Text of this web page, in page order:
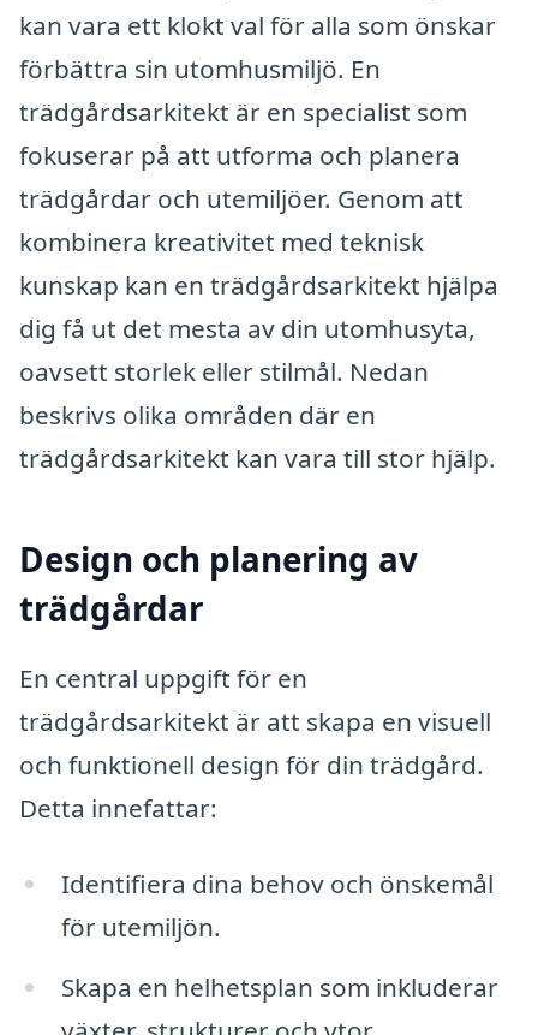
kan vara ett klokt val för alla som önskar
förbättra sin utomhusmiljö. En
trädgårdsarkitekt är en specialist som
fokuserar på att utforma och planera
trädgårdar och utemiljöer. Genom att
kombinera kreativitet med teknisk
kunskap kan en trädgårdsarkitekt hjälpa
dig få ut det mesta av din utomhusyta,
oavsett storlek eller stilmål. Nedan
beskrivs olika områden där en
trädgårdsarkitekt kan vara till stor hjälp.
Design och planering av
trädgårdar
En central uppgift för en
trädgårdsarkitekt är att skapa en visuell
och funktionell design för din trädgård.
Detta innefattar:
Identifiera dina behov och önskemål
för utemiljön.
Skapa en helhetsplan som inkluderar